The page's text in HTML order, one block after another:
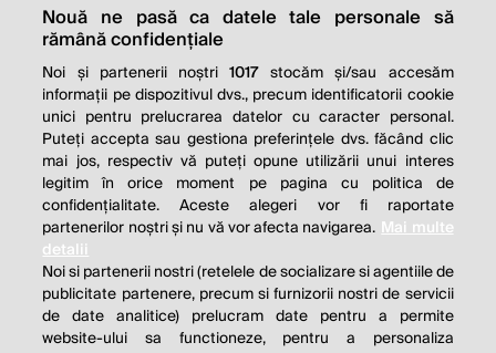
05 nov 2024 ora 19:00
GALA Povești cu Profit...made in
Romania
București, București
Detalii eveniment
1 2 3 4 5
Nouă ne pasă ca datele tale personale să
rămână confidențiale
Noi și partenerii noștri1017 stocăm și/sau accesăm
informații pe dispozitivul dvs., precum identificatorii cookie
unici pentru prelucrarea datelor cu caracter personal.
Puteți accepta sau gestiona preferințele dvs. făcând clic
mai jos, respectiv vă puteți opune utilizării unui interes
legitim în orice moment pe pagina cu politica de
confidențialitate. Aceste alegeri vor fi raportate
partenerilor noștri și nu vă vor afecta navigarea. Mai multe
detalii
Noi si partenerii nostri (retelele de socializare si agentiile de
publicitate partenere, precum si furnizorii nostri de servicii
de date analitice) prelucram date pentru a permite
website-ului sa functioneze, pentru a personaliza